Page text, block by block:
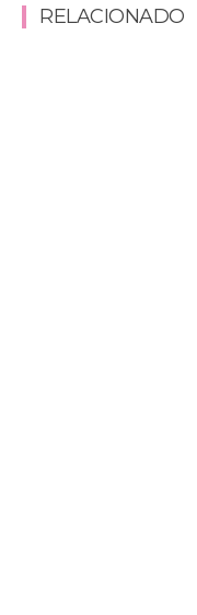
RELACIONADO